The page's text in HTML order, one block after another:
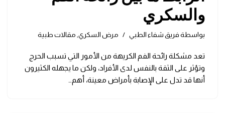
والسكري
بواسطة فريق شفاء الطبي مرض السكري, مقالات طبية
تعد مشكلة رائحة الفم الكريهة من الأمور التي تسبب الحرج
وتؤثر على الثقة بالنفس لدى الأفراد، ولكن ما يجهله الكثيرون
أنها قد تدل على الإصابة بأمراض معينة، أهم…